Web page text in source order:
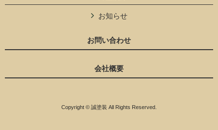
お知らせ
お問い合わせ
会社概要
Copyright © 誠塗装 All Rights Reserved.